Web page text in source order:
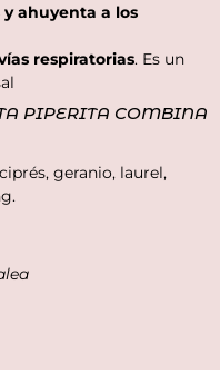
y ahuyenta a los
respiratorias. Es un
PIPERITA COMBINA
geranio, laurel,